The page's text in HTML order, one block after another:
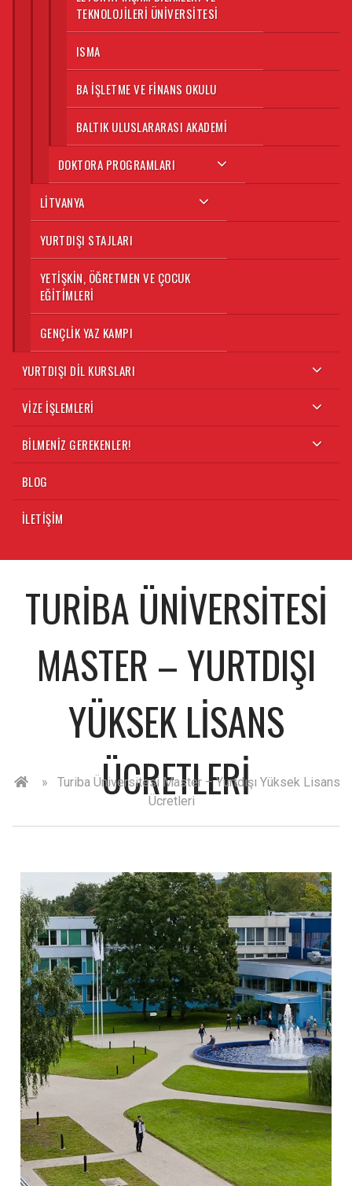
TEKNOLOJILERI ÜNIVERSITESI
ISMA
BA İŞLETME VE FINANS OKULU
BALTIK ULUSLARARASI AKADEMI
DOKTORA PROGRAMLARI
LITVANYA
YURTDIŞI STAJLARI
YETIŞKIN, ÖĞRETMEN VE ÇOCUK
EĞITIMLERI
GENÇLIK YAZ KAMPI
YURTDIŞI DIL KURSLARI
VIZE İŞLEMLERI
BILMENIZ GEREKENLER!
BLOG
İLETIŞIM
TURIBA ÜNIVERSITESI
MASTER – YURTDIŞI
YÜKSEK LISANS
ÜCRETLERI
»
Turiba Üniversitesi Master – Yurtdışı Yüksek Lisans
Ücretleri